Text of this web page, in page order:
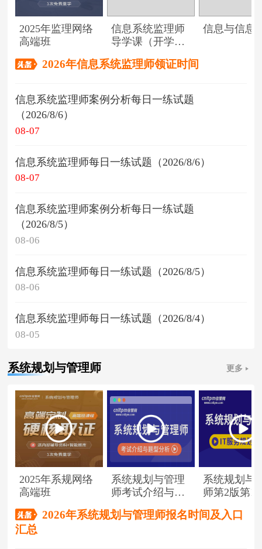
2025年监理网络
高端班
信息系统监理师
导学课（开学典
信息与信息
2026年信息系统监理师领证时间
信息系统监理师案例分析每日一练试题
（2026/8/6）
08-07
信息系统监理师每日一练试题（2026/8/6）
08-07
信息系统监理师案例分析每日一练试题
（2026/8/5）
08-06
信息系统监理师每日一练试题（2026/8/5）
08-06
信息系统监理师每日一练试题（2026/8/4）
08-05
系统规划与管理师 更多
2025年系规网络
高端班
系统规划与管理
师考试介绍与题
系统规划与
师第2版第1
2026年系统规划与管理师报名时间及入口
汇总